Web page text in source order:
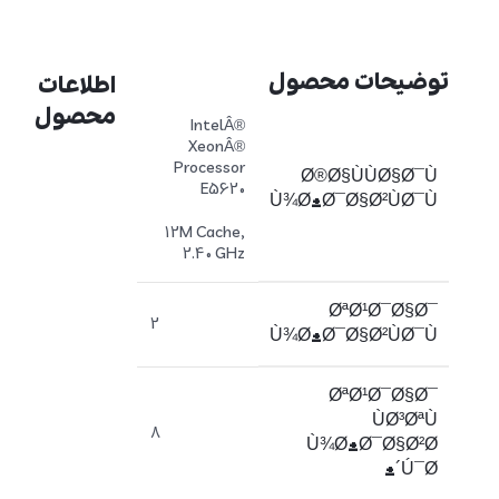
توضیحات محصول
Ø®Ø§ÙÙØ§Ø¯Ù
Ù¾Ø±Ø¯Ø§Ø²ÙØ¯Ù
IntelÂ®
XeonÂ®
Processor
E5620
12M Cache,
2.40 GHz
ØªØ¹Ø¯Ø§Ø¯
Ù¾Ø±Ø¯Ø§Ø²ÙØ¯Ù
2
ØªØ¹Ø¯Ø§Ø¯
ÙØ³ØªÙ
Ù¾Ø±Ø¯Ø§Ø²Ø
´Ú¯Ø±
8
اطلاعات
محصول